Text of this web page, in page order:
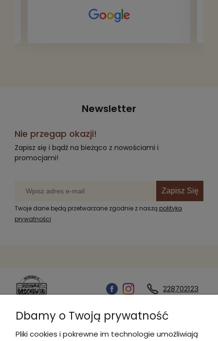
– nasze książki w trakcie
przepakowywania. Część oddaliśmy
Newsletter
Nie przegap okazji!
Zapisz się i bądź na bieżąco z nowościami i
promocjami!
Zapisz Się
Twoje dane będą przetwarzane zgodnie z naszą polityką
prywatności
228702123
Kontakt
Dbamy o Twoją prywatność
Pliki cookies i pokrewne im technologie umożliwiają